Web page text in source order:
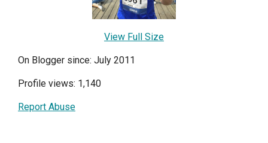
View Full Size
On Blogger since: July 2011
Profile views: 1,140
Report Abuse